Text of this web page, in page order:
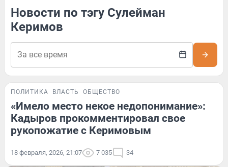
Новости по тэгу Сулейман
Керимов
ПОЛИТИКА ВЛАСТЬ ОБЩЕСТВО
«Имело место некое недопонимание»:
Кадыров прокомментировал свое
рукопожатие с Керимовым
18 февраля, 2026, 21:07 7 035 34